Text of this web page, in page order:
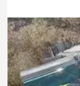
3.08.2026 Gündem